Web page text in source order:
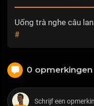
Uống trà nghe câu lan
#
0 opmerkingen